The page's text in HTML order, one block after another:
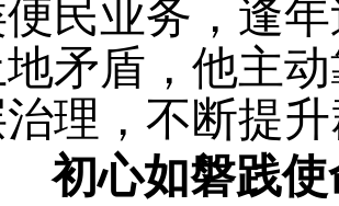
民业务，逢
矛盾，他主
理，不断提
初心如磐践